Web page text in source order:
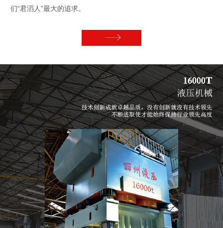
们“君滔人”最大的追求。